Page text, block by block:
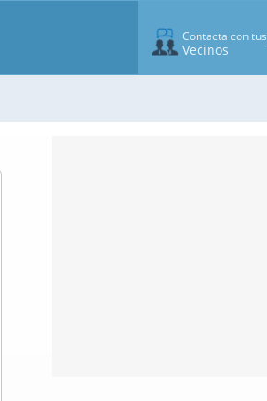
Contacta con tus
Vecinos